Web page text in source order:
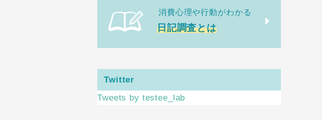
消費心理や行動がわかる
日記調査とは
Twitter
Tweets by testee_lab